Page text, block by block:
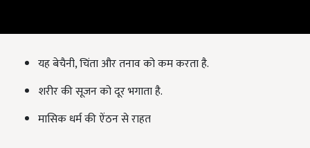
यह बेचैनी, चिंता और तनाव को कम करता है.
शरीर की सूजन को दूर भगाता है.
मासिक धर्म की ऐंठन से राहत